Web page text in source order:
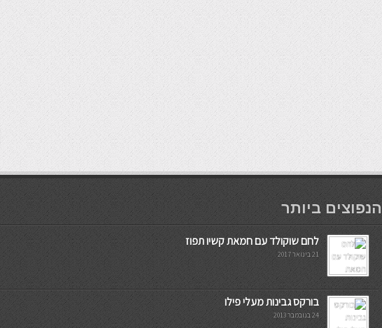
мостбет кг
הנפוצים ביותר
לחם שוקולד עם חמאת קשיו תפוז
21 בינואר 2017
בורקס גבינות מעלי פילו
24 בנובמבר 2013